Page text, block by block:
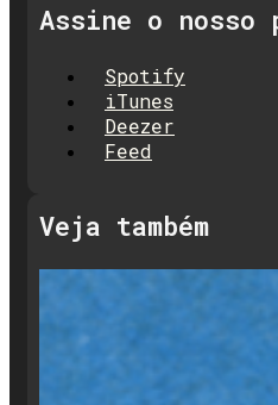
Assine o nosso
Spotify
iTunes
Deezer
Feed
Veja também